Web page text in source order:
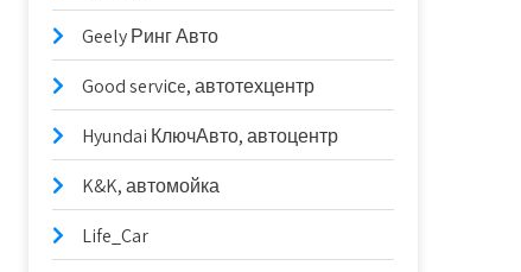
Geely Ринг Авто
Good serviсe, автотехцентр
Hyundai КлючАвто, автоцентр
K&K, автомойка
Life_Car